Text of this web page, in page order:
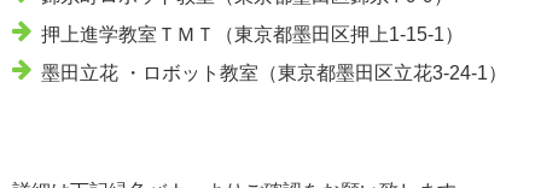
押上進学教室ＴＭＴ（東京都墨田区押上1-15-1）
墨田立花 ・ロボット教室（東京都墨田区立花3-24-1）